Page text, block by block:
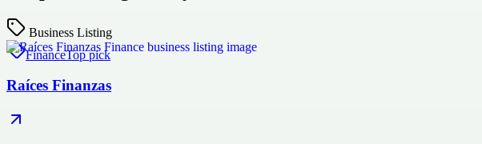
Business Listing
FinanceTop pick
Raíces Finanzas